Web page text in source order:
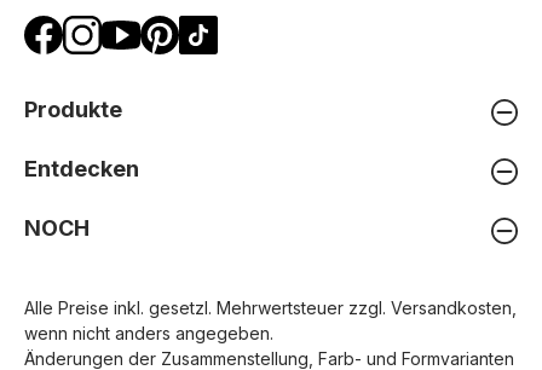
Produkte
Entdecken
NOCH
Alle Preise inkl. gesetzl. Mehrwertsteuer zzgl. Versandkosten
wenn nicht anders angegeben.
Änderungen der Zusammenstellung, Farb- und Formvarianten